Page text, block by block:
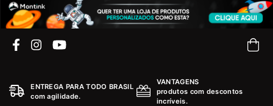
ENTREGA PARA TODO BRASIL
com agilidade.
VANTAGENS
produtos com descontos
incríveis.